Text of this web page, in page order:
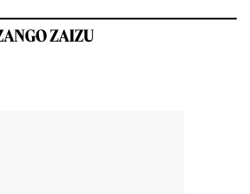
ZAIZU